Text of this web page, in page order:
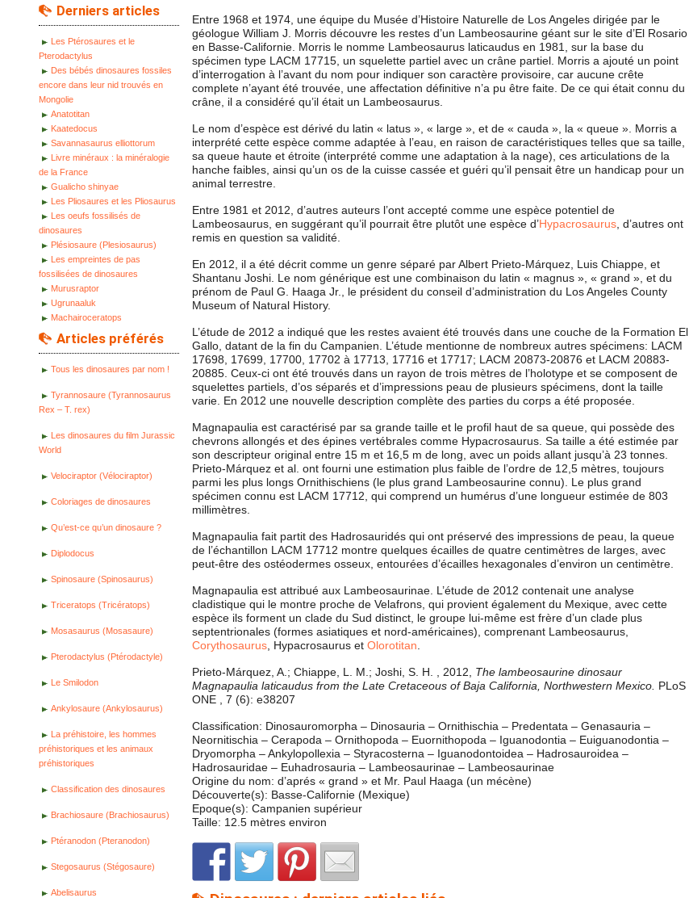
Derniers articles
Les Ptérosaures et le
Pterodactylus
Des bébés dinosaures fossiles
encore dans leur nid trouvés en
Mongolie
Anatotitan
Kaatedocus
Savannasaurus elliottorum
Livre minéraux : la minéralogie
de la France
Gualicho shinyae
Les Pliosaures et les Pliosaurus
Les oeufs fossilisés de
dinosaures
Plésiosaure (Plesiosaurus)
Les empreintes de pas
fossilisées de dinosaures
Murusraptor
Ugrunaaluk
Machairoceratops
Articles préférés
Tous les dinosaures par nom !
Tyrannosaure (Tyrannosaurus
Rex – T. rex)
Les dinosaures du film Jurassic
World
Velociraptor (Vélociraptor)
Coloriages de dinosaures
Qu’est-ce qu’un dinosaure ?
Diplodocus
Spinosaure (Spinosaurus)
Triceratops (Tricératops)
Mosasaurus (Mosasaure)
Pterodactylus (Ptérodactyle)
Le Smilodon
Ankylosaure (Ankylosaurus)
La préhistoire, les hommes
préhistoriques et les animaux
préhistoriques
Classification des dinosaures
Brachiosaure (Brachiosaurus)
Ptéranodon (Pteranodon)
Stegosaurus (Stégosaure)
Abelisaurus
Entre 1968 et 1974, une équipe du Musée d’Histoire Naturelle de Los Angeles dirigée par le
géologue William J. Morris découvre les restes d’un Lambeosaurine géant sur le site d’El Rosario
en Basse-Californie. Morris le nomme Lambeosaurus laticaudus en 1981, sur la base du
spécimen type LACM 17715, un squelette partiel avec un crâne partiel. Morris a ajouté un point
d’interrogation à l’avant du nom pour indiquer son caractère provisoire, car aucune crête
complete n’ayant été trouvée, une affectation définitive n’a pu être faite. De ce qui était connu du
crâne, il a considéré qu’il était un Lambeosaurus.
Le nom d’espèce est dérivé du latin « latus », « large », et de « cauda », la « queue ». Morris a
interprété cette espèce comme adaptée à l’eau, en raison de caractéristiques telles que sa taille,
sa queue haute et étroite (interprété comme une adaptation à la nage), ces articulations de la
hanche faibles, ainsi qu’un os de la cuisse cassée et guéri qu’il pensait être un handicap pour un
animal terrestre.
Entre 1981 et 2012, d’autres auteurs l’ont accepté comme une espèce potentiel de
Lambeosaurus, en suggérant qu’il pourrait être plutôt une espèce d’Hypacrosaurus, d’autres ont
remis en question sa validité.
En 2012, il a été décrit comme un genre séparé par Albert Prieto-Márquez, Luis Chiappe, et
Shantanu Joshi. Le nom générique est une combinaison du latin « magnus », « grand », et du
prénom de Paul G. Haaga Jr., le président du conseil d’administration du Los Angeles County
Museum of Natural History.
L’étude de 2012 a indiqué que les restes avaient été trouvés dans une couche de la Formation El
Gallo, datant de la fin du Campanien. L’étude mentionne de nombreux autres spécimens: LACM
17698, 17699, 17700, 17702 à 17713, 17716 et 17717; LACM 20873-20876 et LACM 20883-
20885. Ceux-ci ont été trouvés dans un rayon de trois mètres de l’holotype et se composent de
squelettes partiels, d’os séparés et d’impressions peau de plusieurs spécimens, dont la taille
varie. En 2012 une nouvelle description complète des parties du corps a été proposée.
Magnapaulia est caractérisé par sa grande taille et le profil haut de sa queue, qui possède des
chevrons allongés et des épines vertébrales comme Hypacrosaurus. Sa taille a été estimée par
son descripteur original entre 15 m et 16,5 m de long, avec un poids allant jusqu’à 23 tonnes.
Prieto-Márquez et al. ont fourni une estimation plus faible de l’ordre de 12,5 mètres, toujours
parmi les plus longs Ornithischiens (le plus grand Lambeosaurine connu). Le plus grand
spécimen connu est LACM 17712, qui comprend un humérus d’une longueur estimée de 803
millimètres.
Magnapaulia fait partit des Hadrosauridés qui ont préservé des impressions de peau, la queue
de l’échantillon LACM 17712 montre quelques écailles de quatre centimètres de larges, avec
peut-être des ostéodermes osseux, entourées d’écailles hexagonales d’environ un centimètre.
Magnapaulia est attribué aux Lambeosaurinae. L’étude de 2012 contenait une analyse
cladistique qui le montre proche de Velafrons, qui provient également du Mexique, avec cette
espèce ils forment un clade du Sud distinct, le groupe lui-même est frère d’un clade plus
septentrionales (formes asiatiques et nord-américaines), comprenant Lambeosaurus,
Corythosaurus, Hypacrosaurus et Olorotitan
Prieto-Márquez, A.; Chiappe, L. M.; Joshi, S. H. , 2012, The lambeosaurine dinosaur
Magnapaulia laticaudus from the Late Cretaceous of Baja California, Northwestern Mexico. PLoS
ONE , 7 (6): e38207
Classification: Dinosauromorpha – Dinosauria – Ornithischia – Predentata – Genasauria –
Neornitischia – Cerapoda – Ornithopoda – Euornithopoda – Iguanodontia – Euiguanodontia –
Dryomorpha – Ankylopollexia – Styracosterna – Iguanodontoidea – Hadrosauroidea –
Hadrosauridae – Euhadrosauria – Lambeosaurinae – Lambeosaurinae
Origine du nom: d’aprés « grand » et Mr. Paul Haaga (un mécène)
Découverte(s): Basse-Californie (Mexique)
Epoque(s): Campanien supérieur
Taille: 12.5 mètres environ